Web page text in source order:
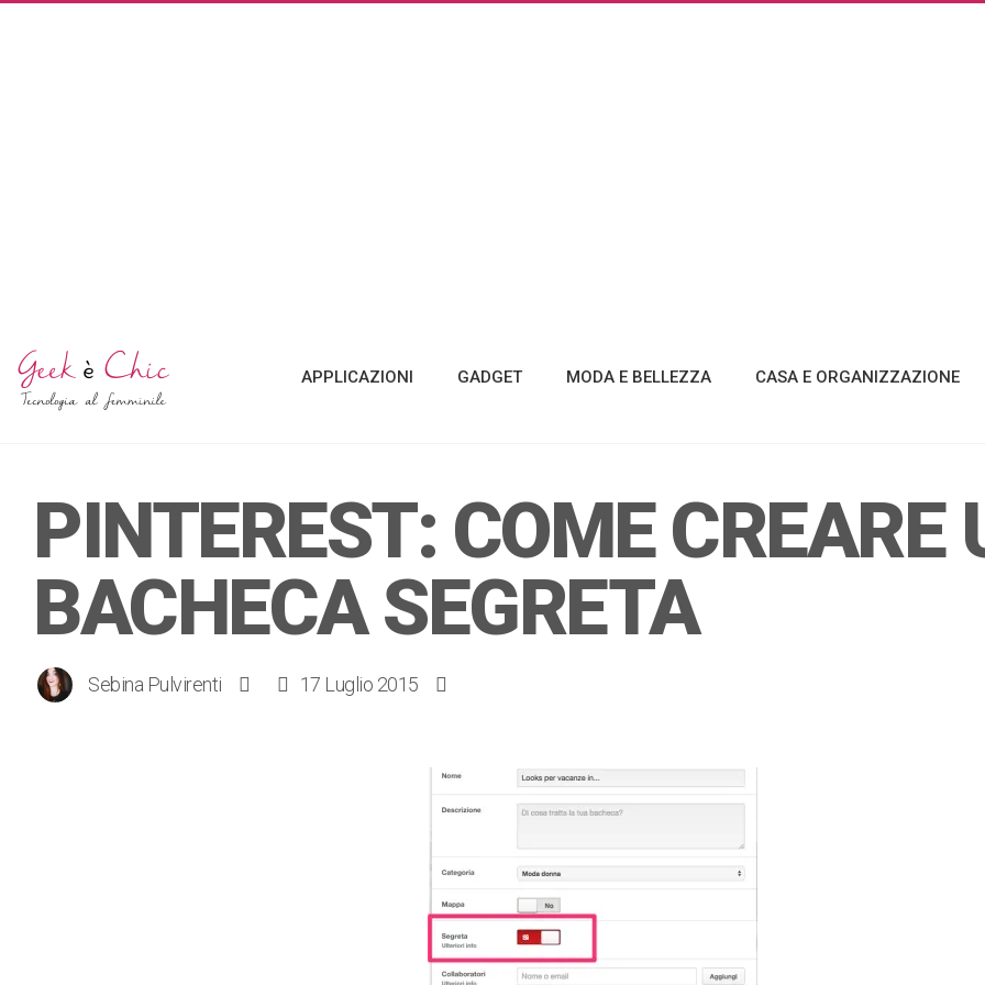
APPLICAZIONI GADGET MODA E BELLEZZA CASA E ORGANIZZAZIONE
PINTEREST: COME CREARE
BACHECA SEGRETA
Sebina Pulvirenti 17 Luglio 2015